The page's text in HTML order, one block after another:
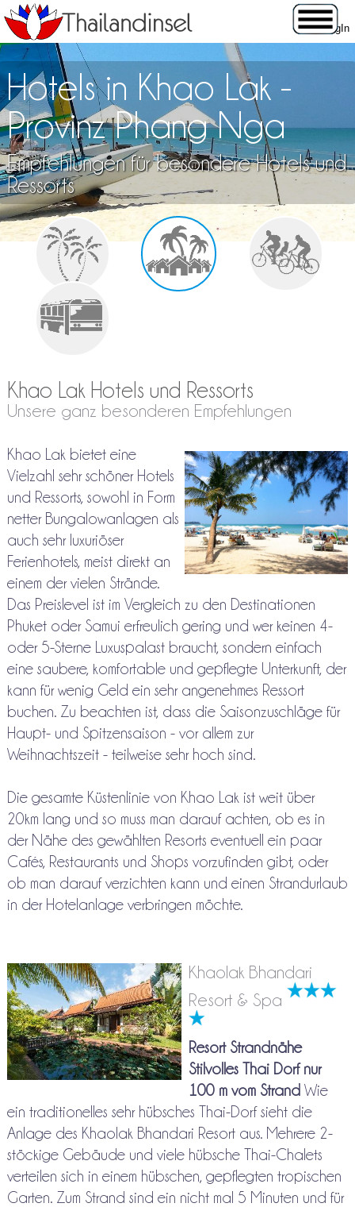
Hotels in Khao Lak -
Provinz Phang Nga
Empfehlungen für besondere Hotels und
Ressorts
Khao Lak Hotels und Ressorts
Unsere ganz besonderen Empfehlungen
Khao Lak bietet eine
Vielzahl sehr schöner Hotels
und Ressorts, sowohl in Form
netter Bungalowanlagen als
auch sehr luxuriöser
Ferienhotels, meist direkt an
einem der vielen Strände.
Das Preislevel ist im Vergleich zu den Destinationen
Phuket oder Samui erfreulich gering und wer keinen 4-
oder 5-Sterne Luxuspalast braucht, sondern einfach
eine saubere, komfortable und gepflegte Unterkunft, der
kann für wenig Geld ein sehr angenehmes Ressort
buchen. Zu beachten ist, dass die Saisonzuschläge für
Haupt- und Spitzensaison - vor allem zur
Weihnachtszeit - teilweise sehr hoch sind.
Die gesamte Küstenlinie von Khao Lak ist weit über
20km lang und so muss man darauf achten, ob es in
der Nähe des gewählten Resorts eventuell ein paar
Cafés, Restaurants und Shops vorzufinden gibt, oder
ob man darauf verzichten kann und einen Strandurlaub
in der Hotelanlage verbringen möchte.
Khaolak Bhandari
Resort & Spa
Resort Strandnähe
Stilvolles Thai Dorf nur
100 m vom Strand Wie
ein traditionelles sehr hübsches Thai-Dorf sieht die
Anlage des Khaolak Bhandari Resort aus. Mehrere 2-
stöckige Gebäude und viele hübsche Thai-Chalets
verteilen sich in einem hübschen, gepflegten tropischen
Garten. Zum Strand sind ein nicht mal 5 Minuten und für